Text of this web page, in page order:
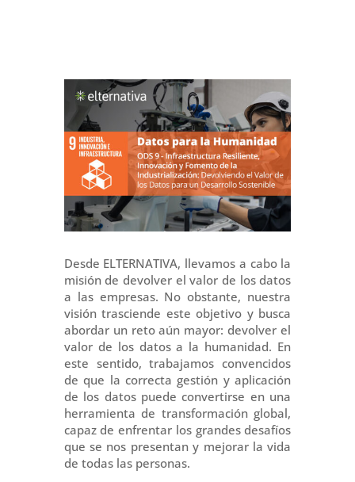
Desde ELTERNATIVA, llevamos a cabo la
misión de devolver el valor de los datos
a las empresas. No obstante, nuestra
visión trasciende este objetivo y busca
abordar un reto aún mayor: devolver el
valor de los datos a la humanidad. En
este sentido, trabajamos convencidos
de que la correcta gestión y aplicación
de los datos puede convertirse en una
herramienta de transformación global,
capaz de enfrentar los grandes desafíos
que se nos presentan y mejorar la vida
de todas las personas.